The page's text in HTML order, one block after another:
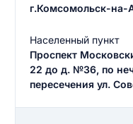
г.Комсомольск-на-
Населенный пункт
Проспект
22 до д. №36, по
пересечения ул.